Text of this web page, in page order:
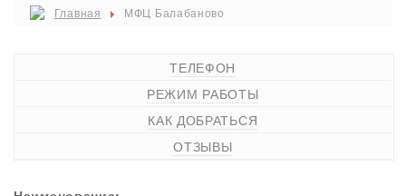
Главная МФЦ Балабаново
ТЕЛЕФОН
РЕЖИМ РАБОТЫ
КАК ДОБРАТЬСЯ
ОТЗЫВЫ